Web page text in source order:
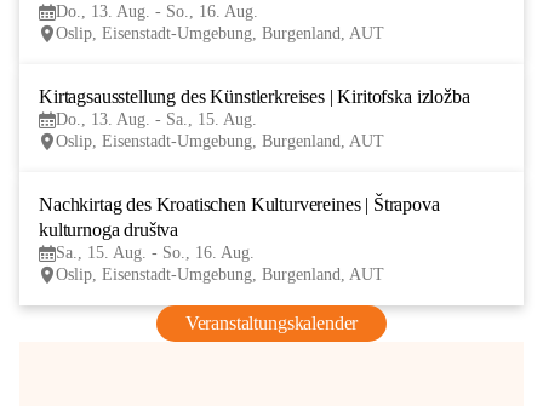
Do., 13. Aug. - So., 16. Aug.
Oslip, Eisenstadt-Umgebung, Burgenland, AUT
Kirtagsausstellung des Künstlerkreises | Kiritofska izložba
Do., 13. Aug. - Sa., 15. Aug.
Oslip, Eisenstadt-Umgebung, Burgenland, AUT
Nachkirtag des Kroatischen Kulturvereines | Štrapova
kulturnoga društva
Sa., 15. Aug. - So., 16. Aug.
Oslip, Eisenstadt-Umgebung, Burgenland, AUT
Veranstaltungskalender